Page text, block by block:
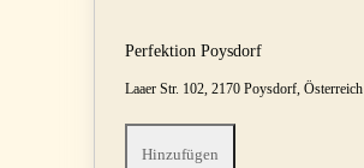
Perfektion Poysdorf
Laaer Str. 102, 2170 Poysdorf, Österreich
Hinzufügen